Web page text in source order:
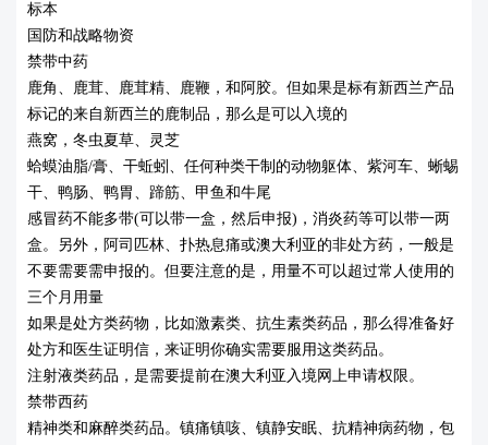
标本
国防和战略物资
禁带中药
鹿角、鹿茸、鹿茸精、鹿鞭，和阿胶。但如果是标有新西兰产品
标记的来自新西兰的鹿制品，那么是可以入境的
燕窝，冬虫夏草、灵芝
蛤蟆油脂/膏、干蚯蚓、任何种类干制的动物躯体、紫河车、蜥蜴
干、鸭肠、鸭胃、蹄筋、甲鱼和牛尾
感冒药不能多带(可以带一盒，然后申报)，消炎药等可以带一两
盒。另外，阿司匹林、扑热息痛或澳大利亚的非处方药，一般是
不要需要需申报的。但要注意的是，用量不可以超过常人使用的
三个月用量
如果是处方类药物，比如激素类、抗生素类药品，那么得准备好
处方和医生证明信，来证明你确实需要服用这类药品。
注射液类药品，是需要提前在澳大利亚入境网上申请权限。
禁带西药
精神类和麻醉类药品。镇痛镇咳、镇静安眠、抗精神病药物，包